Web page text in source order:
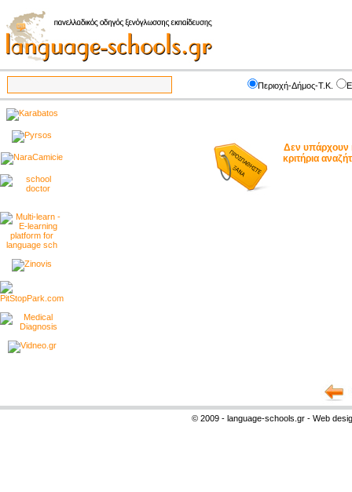
Περιοχή-Δήμος-Τ.Κ.
Δεν υπάρχουν
κριτήρια
© 2009 - language-schools.gr - Web